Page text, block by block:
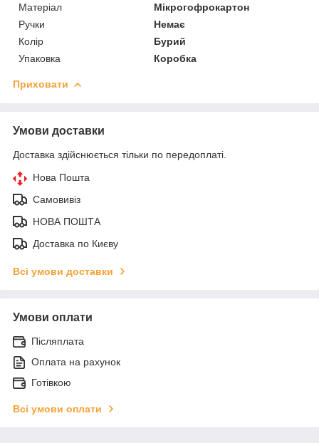
Матеріал
Мікрогофрокартон
Ручки
Немає
Колір
Бурий
Упаковка
Коробка
Приховати
Умови доставки
Доставка здійснюється тільки по передоплаті.
Нова Пошта
Самовивіз
НОВА ПОШТА
Доставка по Києву
Всі умови доставки
Умови оплати
Післяплата
Оплата на рахунок
Готівкою
Всі умови оплати